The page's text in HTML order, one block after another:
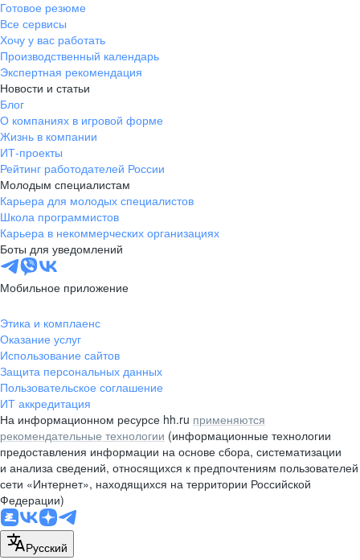
Владивосток
пер. Ланинский д. 4, офис 3.4
+7 423 202-33-28
pr@dv.hh.ru
Новосибирск
ул. Большевистская, д. 35,
помещение 21
+7 383 207-94-64
pr@nsk.hh.ru
Минск
пр-т Дзержинского, д. 57,
10 этаж, помещение 45-1
pr@rabota.by
Алматы
пр. Абая, д. 151, БЦ Алатау,
12 этаж, офис 1209
+7 727 232-13-13
pr@headhunter.com.kz
Готовое резюме
Все сервисы
Хочу у вас работать
Производственный календарь
Экспертная рекомендация
Новости и статьи
Блог
О компаниях в игровой форме
Жизнь в компании
ИТ-проекты
Рейтинг работодателей России
Молодым специалистам
Карьера для молодых специалистов
Школа программистов
Карьера в некоммерческих организациях
Боты для уведомлений
Мобильное приложение
Этика и комплаенс
Оказание услуг
Использование сайтов
Защита персональных данных
Пользовательское соглашение
ИТ аккредитация
На информационном ресурсе hh.ru применяются
рекомендательные технологии (информационные технологии
предоставления информации на основе сбора, систематизации
и анализа сведений, относящихся к предпочтениям пользователей
сети «Интернет», находящихся на территории Российской
Федерации)
Русский